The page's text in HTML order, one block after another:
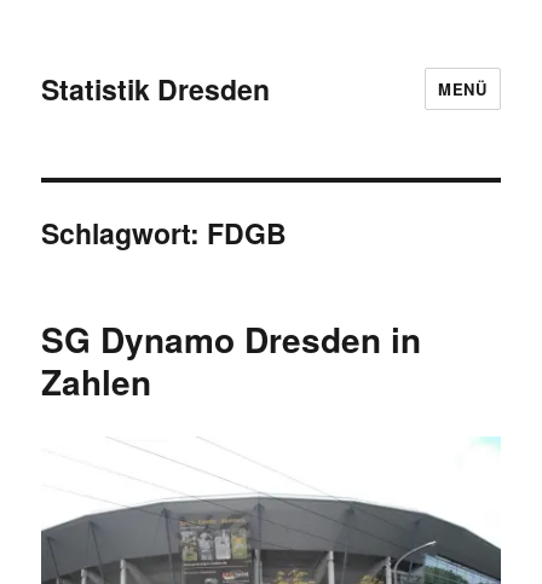
Statistik Dresden MENÜ
Schlagwort: FDGB
SG Dynamo Dresden in
Zahlen